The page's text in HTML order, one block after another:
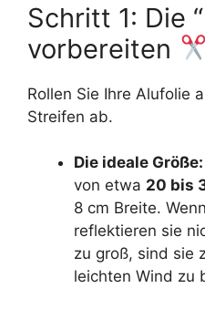
Schritt 1: Die
vorbereiten
Rollen Sie Ihre Alufolie
Streifen ab.
Die ideale Größe:
von etwa 20 bis
8 cm Breite.
reflektieren sie
zu groß, sind sie
leichten Wind zu